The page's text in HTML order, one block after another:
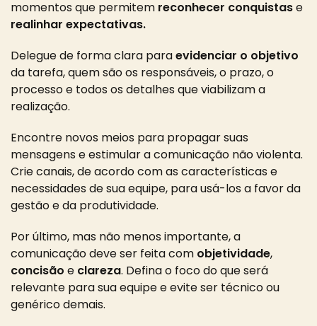
momentos que permitem reconhecer conquistase
realinhar expectativas.
Delegue de forma clara paraevidenciar o objetivo
da tarefa, quem são os responsáveis, o prazo, o
processo e todos os detalhes que viabilizam a
realização.
Encontre novos meios para propagar suas
mensagens e estimular a comunicação não violenta.
Crie canais, de acordo com as características e
necessidades de sua equipe, para usá-los a favor da
gestão e da produtividade.
Por último, mas não menos importante, a
comunicação deve ser feita com objetividade,
concisão e clareza. Defina o foco do que será
relevante para sua equipe e evite ser técnico ou
genérico demais.